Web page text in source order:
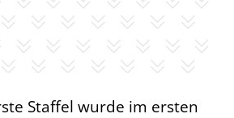
Staffel wurde im ersten